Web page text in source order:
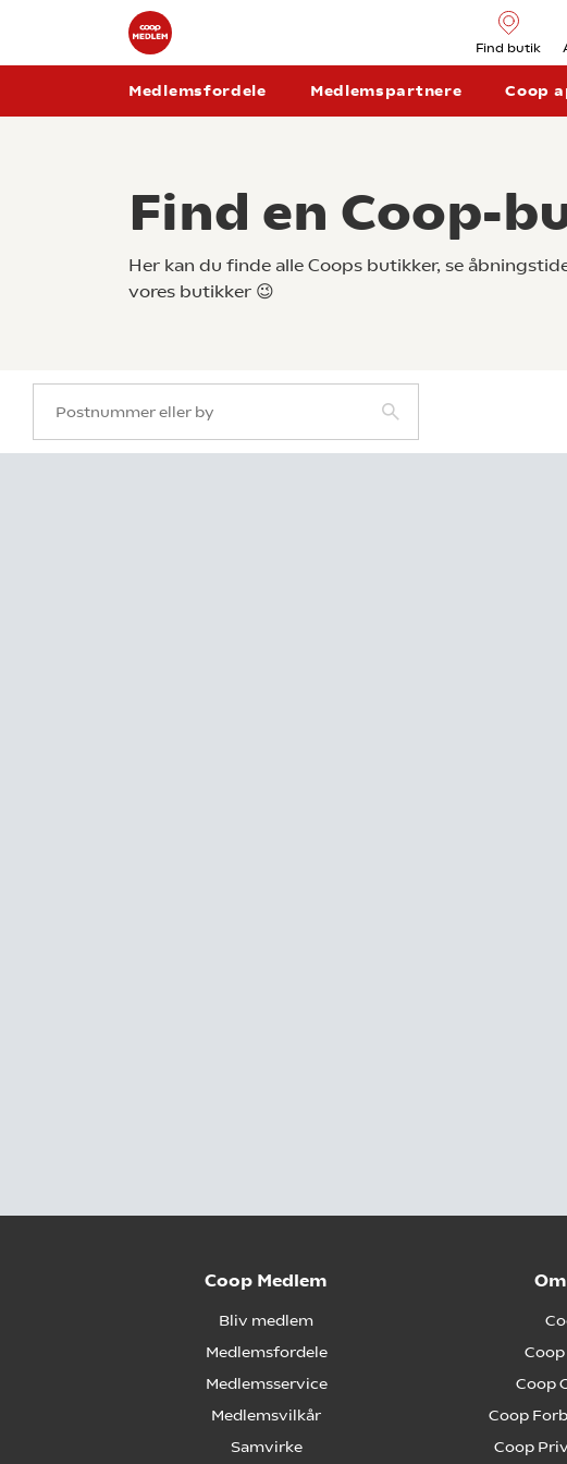
Find butik
Medlemsfordele Medlemspartnere Coop
Find en Coop-
Her kan du finde alle Coops butikker, se
vores butikker 😉
Coop Medlem
Bliv medlem
Medlemsfordele
Medlemsservice
Medlemsvilkår
Samvirke
Coop
Coop
Coop